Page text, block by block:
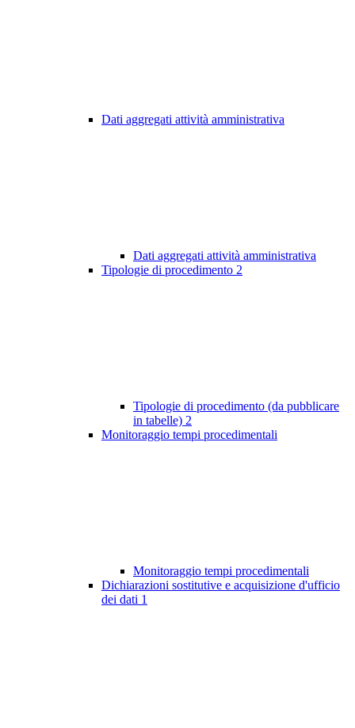
Dati aggregati attività amministrativa
Dati aggregati attività amministrativa
Tipologie di procedimento 2
Tipologie di procedimento (da pubblicare
in tabelle) 2
Monitoraggio tempi procedimentali
Monitoraggio tempi procedimentali
Dichiarazioni sostitutive e acquisizione d'ufficio
dei dati 1